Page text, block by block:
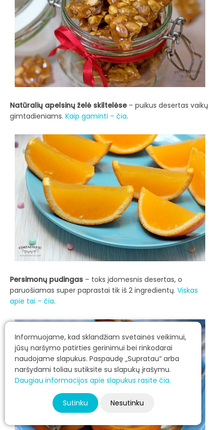
Informuojame, kad sklandžiam svetainės veikimui,
jūsų naršymo patirties gerinimui bei rinkodarai
naudojame slapukus. Paspaudę „Supratau“ arba
naršydami toliau sutiksite su slapukų įrašymu.
Daugiau informacijos apie slapukus rasite čia.
Sutinku Nesutinku
Natūralių apelsinų želė skiltelėse– puikus desertas vaikų
gimtadieniams. Kaip gaminti – čia.
Persimonų pudingas – toks įdomesnis desertas, o
paruošiamas super paprastai tik iš 2 ingredientų. Viskas
apie tai – čia.